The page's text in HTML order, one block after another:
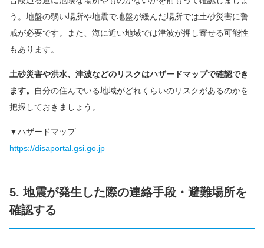
う。地盤の弱い場所や地震で地盤が緩んだ場所では土砂災害に警
戒が必要です。また、海に近い地域では津波が押し寄せる可能性
もあります。
土砂災害や洪水、津波などのリスクはハザードマップで確認でき
ます。
自分の住んでいる地域がどれくらいのリスクがあるのかを
把握しておきましょう。
▼ハザードマップ
https://disaportal.gsi.go.jp
5. 地震が発生した際の連絡手段・避難場所を
確認する